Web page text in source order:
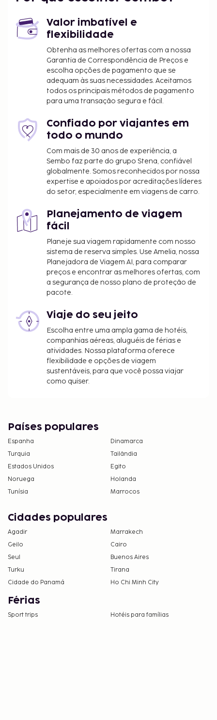
Valor imbatível e
flexibilidade
Obtenha as melhores ofertas com a nossa
Garantia de Correspondência de Preços e
escolha opções de pagamento que se
adequam às suas necessidades. Aceitamos
todos os principais métodos de pagamento
para uma transação segura e fácil.
Confiado por viajantes em
todo o mundo
Com mais de 30 anos de experiência, a
Sembo faz parte do grupo Stena, confiável
globalmente. Somos reconhecidos por nossa
expertise e apoiados por acreditações líderes
do setor, especialmente em viagens de carro.
Planejamento de viagem
fácil
Planeje sua viagem rapidamente com nosso
sistema de reserva simples. Use Amelia, nossa
Planejadora de Viagem AI, para comparar
preços e encontrar as melhores ofertas, com
a segurança de nosso plano de proteção de
pacote.
Viaje do seu jeito
Escolha entre uma ampla gama de hotéis,
companhias aéreas, aluguéis de férias e
atividades. Nossa plataforma oferece
flexibilidade e opções de viagem
sustentáveis, para que você possa viajar
como quiser.
Países populares
Espanha
Dinamarca
Turquia
Tailândia
Estados Unidos
Egito
Noruega
Holanda
Tunísia
Marrocos
Cidades populares
Agadir
Marrakech
Geilo
Cairo
Seul
Buenos Aires
Turku
Tirana
Cidade do Panamá
Ho Chi Minh City
Férias
Sport trips Hotéis para famílias